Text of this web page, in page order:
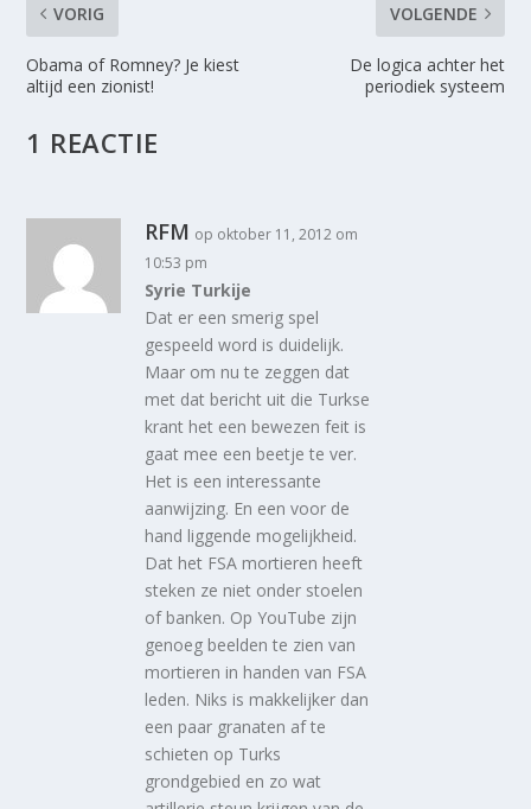
VORIG
Obama of Romney? Je kiest
altijd een zionist!
VOLGENDE
De logica achter het
periodiek systeem
1 REACTIE
RFM op oktober 11, 2012 om
10:53 pm
Syrie Turkije
Dat er een smerig spel
gespeeld word is duidelijk.
Maar om nu te zeggen dat
met dat bericht uit die Turkse
krant het een bewezen feit is
gaat mee een beetje te ver.
Het is een interessante
aanwijzing. En een voor de
hand liggende mogelijkheid.
Dat het FSA mortieren heeft
steken ze niet onder stoelen
of banken. Op YouTube zijn
genoeg beelden te zien van
mortieren in handen van FSA
leden. Niks is makkelijker dan
een paar granaten af te
schieten op Turks
grondgebied en zo wat